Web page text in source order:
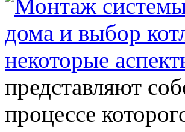
представляют
процессе